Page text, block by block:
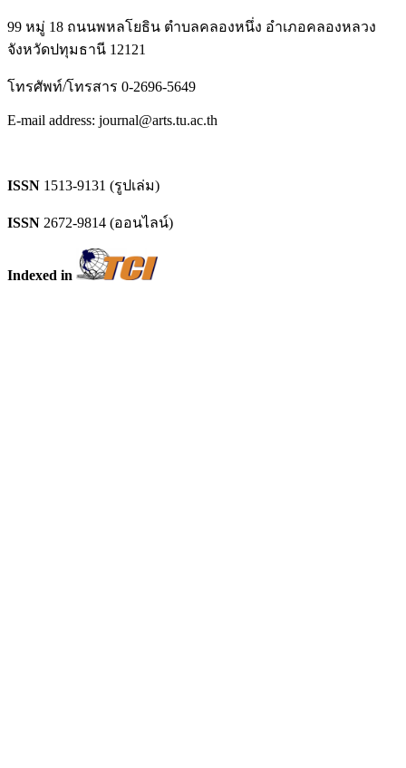
99 หมู่ 18 ถนนพหลโยธิน ตำบลคลองหนึ่ง อำเภอคลองหลวง
จังหวัดปทุมธานี 12121
โทรศัพท์/โทรสาร 0-2696-5649
E-mail address: journal@arts.tu.ac.th
ISSN 1513-9131 (รูปเล่ม)
ISSN 2672-9814 (ออนไลน์)
Indexed in